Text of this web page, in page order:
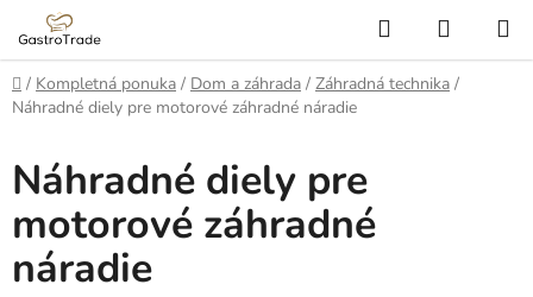
Prejsť
obsah
Hľadať
KOŠÍK
Domov
/ Kompletná ponuka / Dom a záhrada / Záhradná technika /
Náhradné diely pre motorové záhradné náradie
Náhradné diely pre
motorové záhradné
náradie